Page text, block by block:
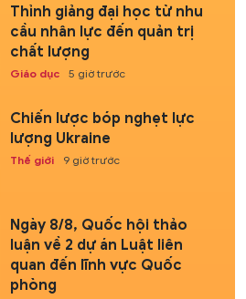
Thỉnh giảng đại học từ nhu
cầu nhân lực đến quản trị
chất lượng
Giáo dục 5 giờ trước
Chiến lược bóp nghẹt lực
lượng Ukraine
Thế giới 9 giờ trước
Ngày 8/8, Quốc hội thảo
luận về 2 dự án Luật liên
quan đến lĩnh vực Quốc
phòng